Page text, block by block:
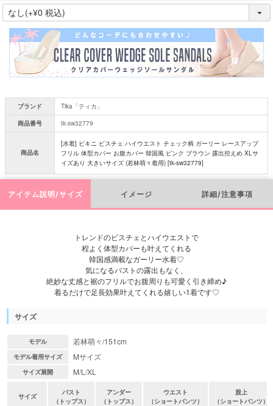
(
必
須
)
ブランド
Tika「ティカ」
商品番号
tk-sw32779
商品名
[水着] ビキニ ビスチェ ハイウエスト チェック柄 ガーリー レースアップ
フリル 体型カバー お腹カバー 韓国風 ピンク ブラウン 露出控えめ XLサ
イズあり 大きいサイズ (若林萌々着用) [tk-sw32779]
アイテム説明/サイズ イメージ 詳細/注意事項
トレンドのビスチェとハイウエストで
程よく体型カバーも叶えてくれる
韓国感満載なガーリー水着♡
気になるバストの露出もなく、
絶妙な丈感と裾のフリルでお腹周りも可愛く引き締め♪
着るだけで足長効果叶えてくれる嬉しい1着です♡
サイズ
モデル 若林萌々/151cm
モデル着用サイズ Mサイズ
サイズ展開 M/L/XL
サイズ
バスト
（トップス）
アンダー
（トップス）
ウエスト
（ショートパンツ）
股上
（ショートパンツ）